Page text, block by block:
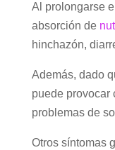
Al prolongarse
absorción de
hinchazón,
Además, dado
puede provocar
problemas de
Otros síntomas